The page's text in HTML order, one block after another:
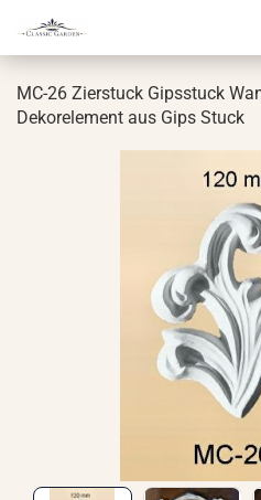
MC-26 Zier­stuck Gips­stuck
De­kor­ele­ment aus Gips Stuck